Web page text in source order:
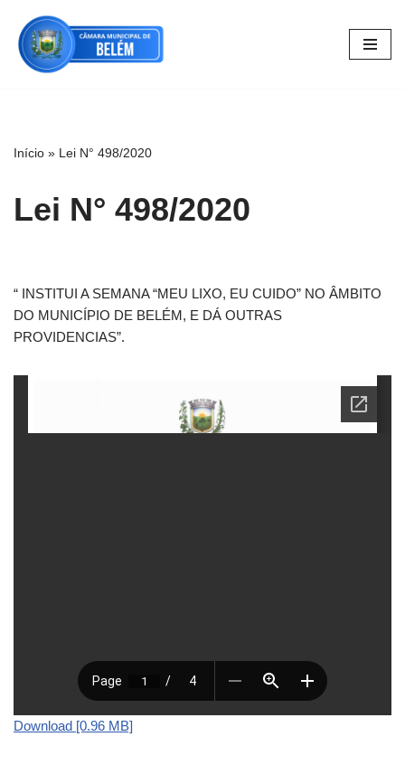
Pular
para
Início » Lei N° 498/2020
Lei N° 498/2020
“ INSTITUI A SEMANA “MEU LIXO, EU CUIDO” NO ÂMBITO
DO MUNICÍPIO DE BELÉM, E DÁ OUTRAS
PROVIDENCIAS”.
Download [0.96 MB]